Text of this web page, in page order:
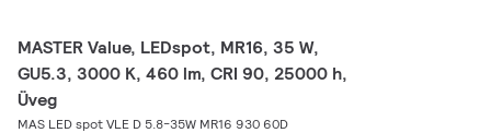
MASTER Value, LEDspot, MR16, 35 W,
GU5.3, 3000 K, 460 lm, CRI 90, 25000 h,
Üveg
MAS LED spot VLE D 5.8-35W MR16 930 60D